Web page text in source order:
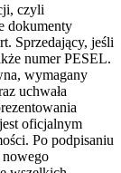
czyli
dokumenty
Sprzedający, jeśli
numer PESEL.
wymagany
uchwała
oficjalnym
Po podpisaniu
nowego